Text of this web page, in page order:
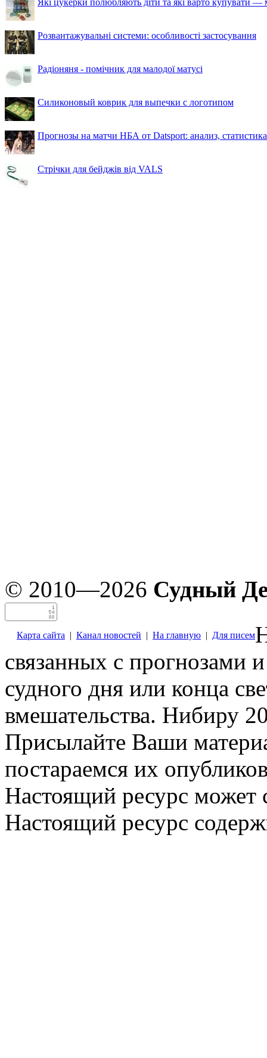
Розвантажувальні системи: особливості застосування
Радіоняня - помічник для малодої матусі
Силиконовый коврик для выпечки с логотипом
Прогнозы на матчи НБА от Datsport: анализ,
Стрічки для бейджів від VALS
© 2010—2026 Судный
Карта сайта | Канал новостей | На главную | Для писем
связанных с прогнозами
судного дня или конца
вмешательства. Нибиру
Присылайте Ваши
постараемся их
Настоящий ресурс может
Настоящий ресурс